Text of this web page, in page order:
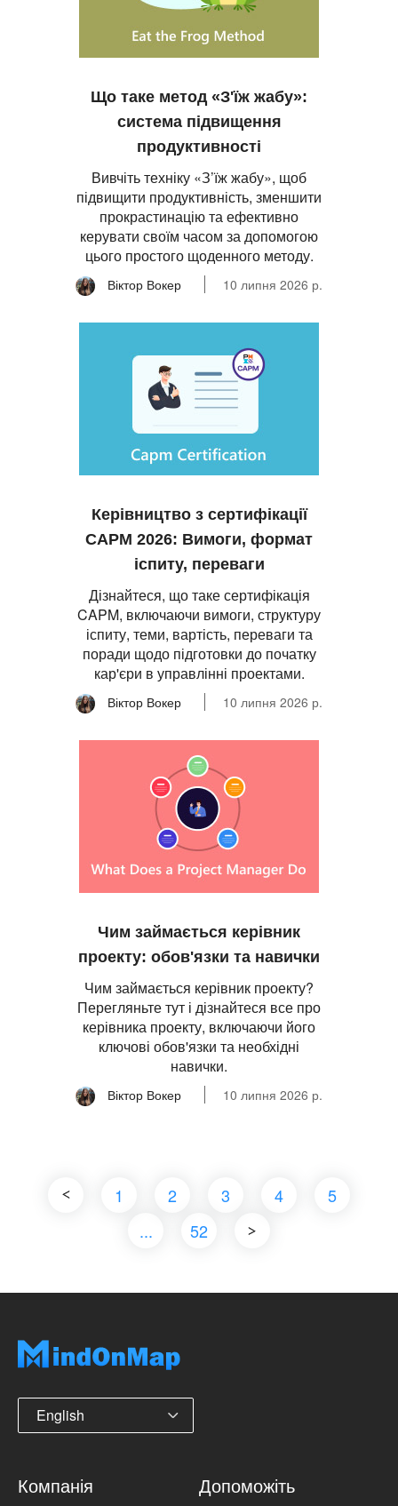
Що таке метод «З'їж жабу»:
система підвищення
продуктивності
Вивчіть техніку «З’їж жабу», щоб
підвищити продуктивність, зменшити
прокрастинацію та ефективно
керувати своїм часом за допомогою
цього простого щоденного методу.
Віктор Вокер 10 липня 2026 р.
Керівництво з сертифікації
CAPM 2026: Вимоги, формат
іспиту, переваги
Дізнайтеся, що таке сертифікація
CAPM, включаючи вимоги, структуру
іспиту, теми, вартість, переваги та
поради щодо підготовки до початку
кар'єри в управлінні проектами.
Віктор Вокер 10 липня 2026 р.
Чим займається керівник
проекту: обов'язки та навички
Чим займається керівник проекту?
Перегляньте тут і дізнайтеся все про
керівника проекту, включаючи його
ключові обов'язки та необхідні
навички.
Віктор Вокер 10 липня 2026 р.
1 2 3 4
5
...
52
English
Компанія Допоможіть